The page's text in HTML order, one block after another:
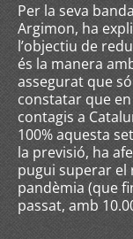
Per la seva
Argimon, ha
l’objectiu de
és la manera
assegurat que
constatar que
contagis a
100% aquesta
la previsió, ha
pugui superar el
pandèmia (que
passat, amb